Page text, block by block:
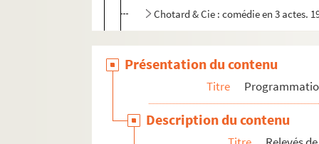
Chotard & Cie : comédie en 3 actes.
Clara soleil : comédie en 3 actes. 1885
Le club des loufoques : comédie en 3
Le coeur. 1936
Coeur de moineau : comédie en 4
Présentation du contenu
Titre
Description du contenu